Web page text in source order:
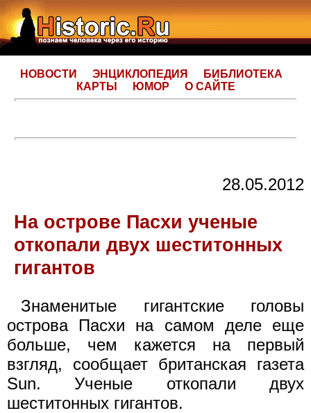
НОВОСТИ ЭНЦИКЛОПЕДИЯ
БИБЛИОТЕКА
КАРТЫ
ЮМОР О САЙТЕ
28.05.2012
На острове Пасхи ученые
откопали двух шеститонных
гигантов
Знаменитые гигантские головы
острова Пасхи на самом деле еще
больше, чем кажется на первый
взгляд, сообщает британская газета
Sun. Ученые откопали двух
шеститонных гигантов.